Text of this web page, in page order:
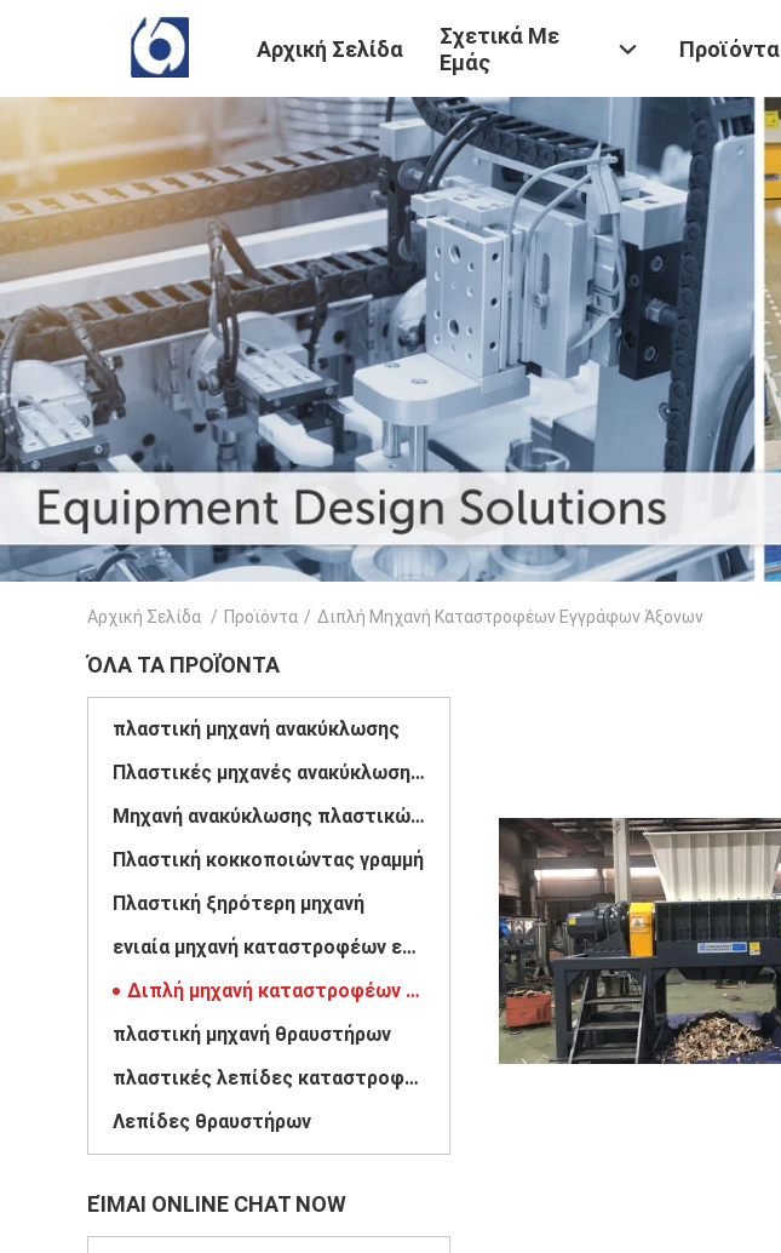
Αρχική Σελίδα
Σχετικά Με
Εμάς
Προϊόντα
Αρχική Σελίδα / Προϊόντα / Διπλή Μηχανή Καταστροφέων Εγγράφων Άξονων
ΌΛΑ ΤΑ ΠΡΟΪΌΝΤΑ
πλαστική μηχανή ανακύκλωσης
Πλαστικές μηχανές ανακύκλωσης μπουκαλιών
Μηχανή ανακύκλωσης πλαστικών ταινιών
Πλαστική κοκκοποιώντας γραμμή
Πλαστική ξηρότερη μηχανή
ενιαία μηχανή καταστροφέων εγγράφων άξονων
Διπλή μηχανή καταστροφέων εγγράφων άξονων
πλαστική μηχανή θραυστήρων
πλαστικές λεπίδες καταστροφέων εγγράφων
Λεπίδες θραυστήρων
ΕΊΜΑΙ ONLINE CHAT NOW